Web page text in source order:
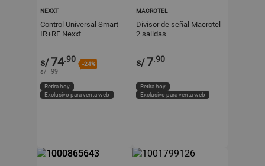
NEXXT
Control Universal Smart
IR+RF Nexxt
s/74.90
-24%
s/ 99
Retira hoy
Exclusivo para venta web
MACROTEL
Divisor de señal Macrotel
2 salidas
s/7.90
Retira hoy
Exclusivo para venta web